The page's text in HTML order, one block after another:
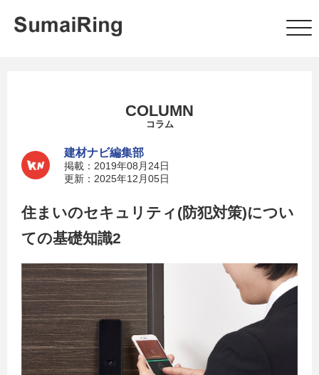
COLUMN
コラム
建材ナビ編集部
掲載：2019年08月24日
更新：2025年12月05日
住まいのセキュリティ(防犯対策)につい
ての基礎知識2